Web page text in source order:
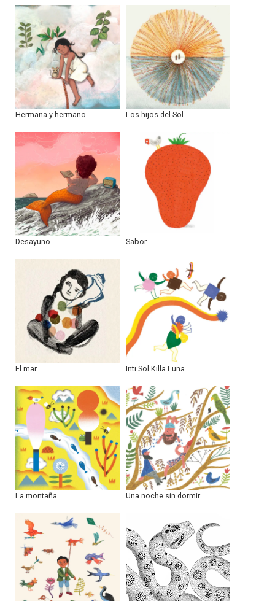
Hermana y hermano Los hijos del Sol
Desayuno Sabor
El mar Inti Sol Killa Luna
La montaña Una noche sin dormir